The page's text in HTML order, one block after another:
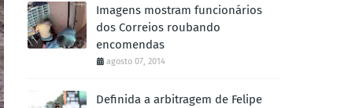
Imagens mostram funcionários
dos Correios roubando
encomendas
agosto 07, 2014
Definida a arbitragem de Felipe